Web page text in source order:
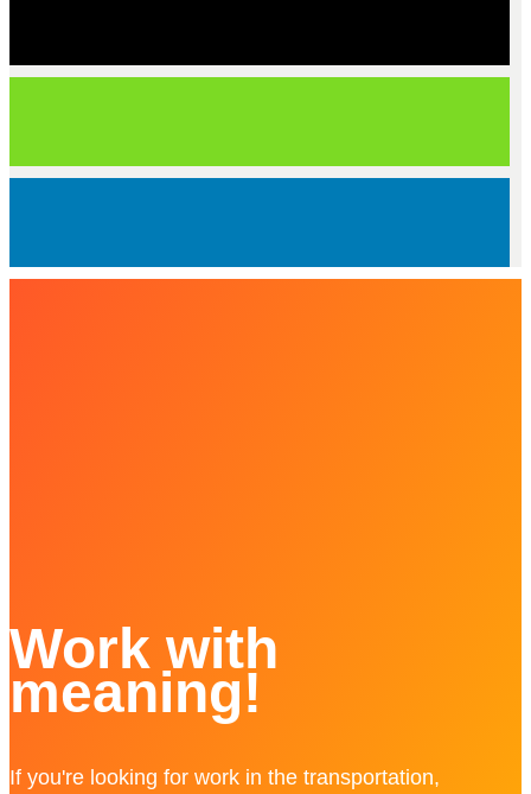
Work with
meaning!
If you're looking for work in the transportation,